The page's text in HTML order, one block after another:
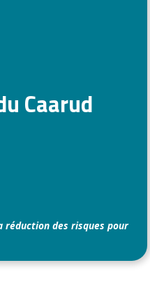
Caarud
réduction des risques pour